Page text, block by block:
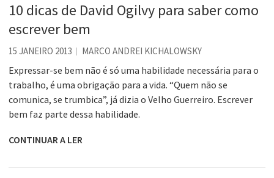
10 dicas de David Ogilvy para saber como
escrever bem
15 JANEIRO 2013 MARCO ANDREI KICHALOWSKY
Expressar-se bem não é só uma habilidade necessária para o
trabalho, é uma obrigação para a vida. “Quem não se
comunica, se trumbica”, já dizia o Velho Guerreiro. Escrever
bem faz parte dessa habilidade.
CONTINUAR A LER